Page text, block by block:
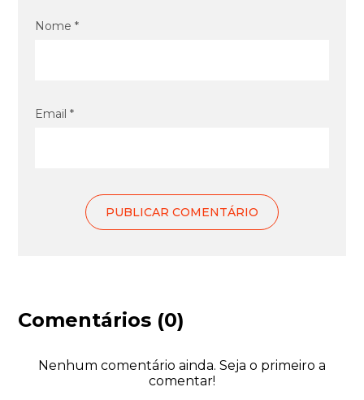
Nome *
Email *
Comentários (0)
Nenhum comentário ainda. Seja o primeiro a
comentar!